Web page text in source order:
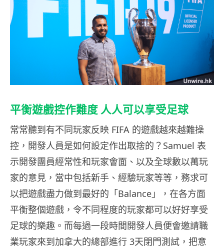
平衡遊戲控作難度 人人可以享受足球
常常聽到有不同玩家反映 FIFA 的遊戲越來越難操
控，開發人員是如何設定作出取捨的？Samuel 表
示開發團員經常性和玩家會面、以及全球數以萬玩
家的意見，當中包括新手、經驗玩家等等，務求可
以把遊戲盡力做到最好的「Balance」，在各方面
平衡整個遊戲，令不同程度的玩家都可以好好享受
足球的樂趣。而每過一段時間開發人員便會邀請職
業玩家來到加拿大的總部進行 3天閉門測試，把意